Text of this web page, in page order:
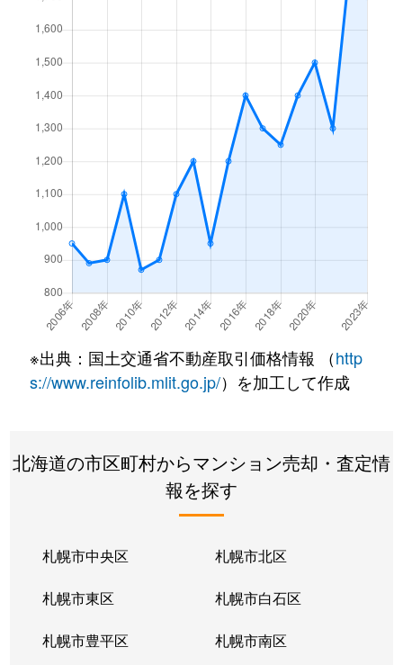
月寒東１条
2,100万円 福住
月寒東１条
福住
月寒東１条
3,400万円 福住
月寒東１条
3,500万円
月寒東１条
800万円
月寒東１条
1,900万円 福住
徒歩
月寒東１条
1,100万円 福住
月寒東２条
640万円 月寒中央
月寒東２条
2,500万円 福住
徒歩
2,800万円
月寒東２条
福住
月寒東２条
福住
月寒東３条
月寒中央
※出典：国土交通省不動産取引価格情報 （http
s://www.reinfolib.mlit.go.jp/）を加工して作成
北海道の市区町村からマンション売却・査定情
報を探す
札幌市中央区 札幌市北区
札幌市東区 札幌市白石区
札幌市豊平区 札幌市南区